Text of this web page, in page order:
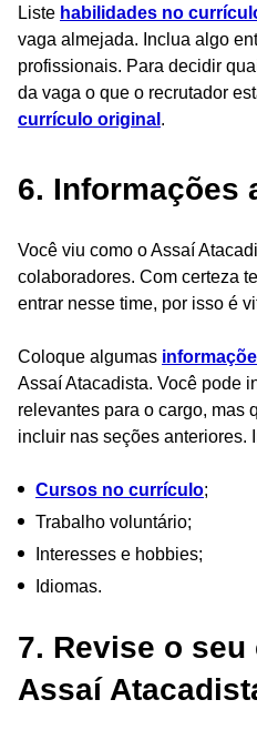
Liste habilidades no
vaga almejada. Inclua algo
profissionais. Para decidir
da vaga o que o recrutador
currículo original .
6. Informações
Você viu como o Assaí
colaboradores. Com certeza
entrar nesse time, por isso é
Coloque algumas
Assaí Atacadista. Você pode
relevantes para o cargo, mas
incluir nas seções anteriores.
Cursos no currículo;
Trabalho voluntário;
Interesses e hobbies;
Idiomas.
7. Revise o
Assaí